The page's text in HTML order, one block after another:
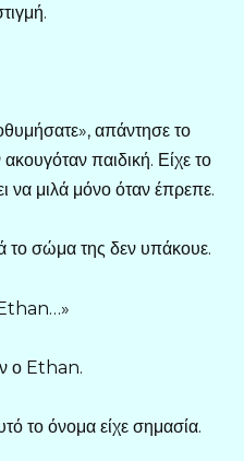
απάντησε το
παιδική. Είχε το
να μιλά μόνο όταν έπρεπε.
το σώμα της δεν υπάκουε.
ο Ethan.
το όνομα είχε σημασία.